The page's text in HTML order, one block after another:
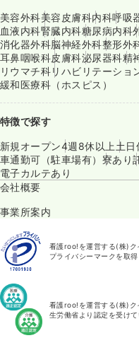
美容外科美容皮膚科内科呼吸
血液内科腎臓内科糖尿病内科
消化器外科脳神経外科整形外
耳鼻咽喉科皮膚科泌尿器科精
リウマチ科リハビリテーショ
緩和医療科（ホスピス）
特徴で探す
新規オープン4週8休以上 土日
車通勤可（駐車場有） 寮あり
電子カルテあり
会社概要
事業所案内
看護roo!を運営する(株)ク
プライバシーマークを取得
看護roo!を運営する(株)ク
生労働省より認定を受けて